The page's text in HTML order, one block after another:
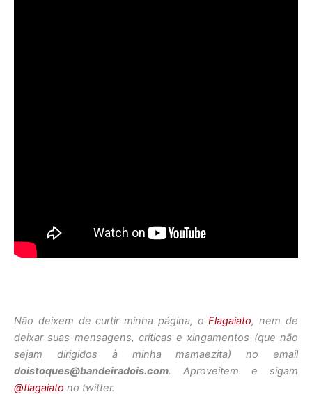
Não deixem de curtir minha página, oFlagaiato, nem de
deixar suas mensagens, críticas e xingamentos (que não
sejam dirigidos à minha mamaezita) no email
doistoques@bandeiradois.com. Aproveitem e sigam
@flagaiato no twitter.